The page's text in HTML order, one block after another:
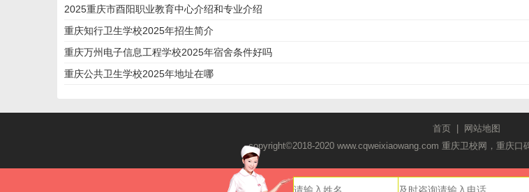
2025重庆市酉阳职业教育中心介绍和专业介绍
重庆知行卫生学校2025年招生简介
重庆万州电子信息工程学校2025年宿舍条件好吗
重庆公共卫生学校2025年地址在哪
首页|
网站地图
copyright©2018-2020 www.cqweixiaowang.com 重庆卫校网，重庆口